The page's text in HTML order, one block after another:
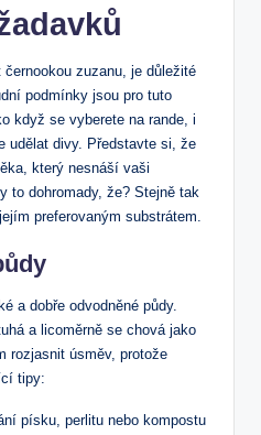
zuzanu, je důležité
podmínky jsou pro tuto
když se vyberete na rande, i
udělat divy. Představte si, že
který nesnáší vaši
to dohromady, že? Stejně tak
preferovaným substrátem.
a dobře odvodněné půdy.
a licoměrně se chová jako
rozjasnit úsměv, protože
tipy:
písku, perlitu nebo kompostu